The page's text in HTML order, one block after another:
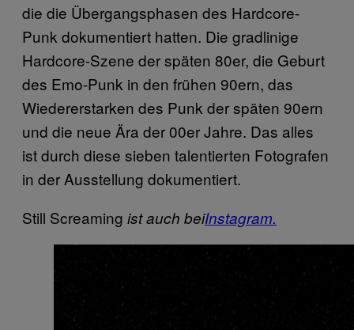
die die Übergangsphasen des Hardcore-
Punk dokumentiert hatten. Die gradlinige
Hardcore-Szene der späten 80er, die Geburt
des Emo-Punk in den frühen 90ern, das
Wiedererstarken des Punk der späten 90ern
und die neue Ära der 00er Jahre. Das alles
ist durch diese sieben talentierten Fotografen
in der Ausstellung dokumentiert.
Still Screaming ist auch beiInstagram.